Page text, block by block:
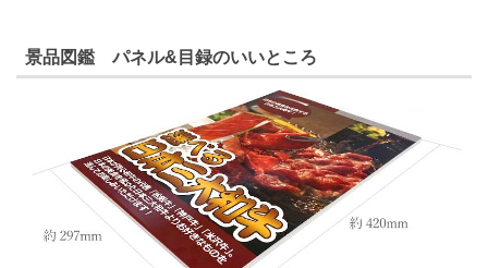
景品図鑑 パネル&目録のいいところ